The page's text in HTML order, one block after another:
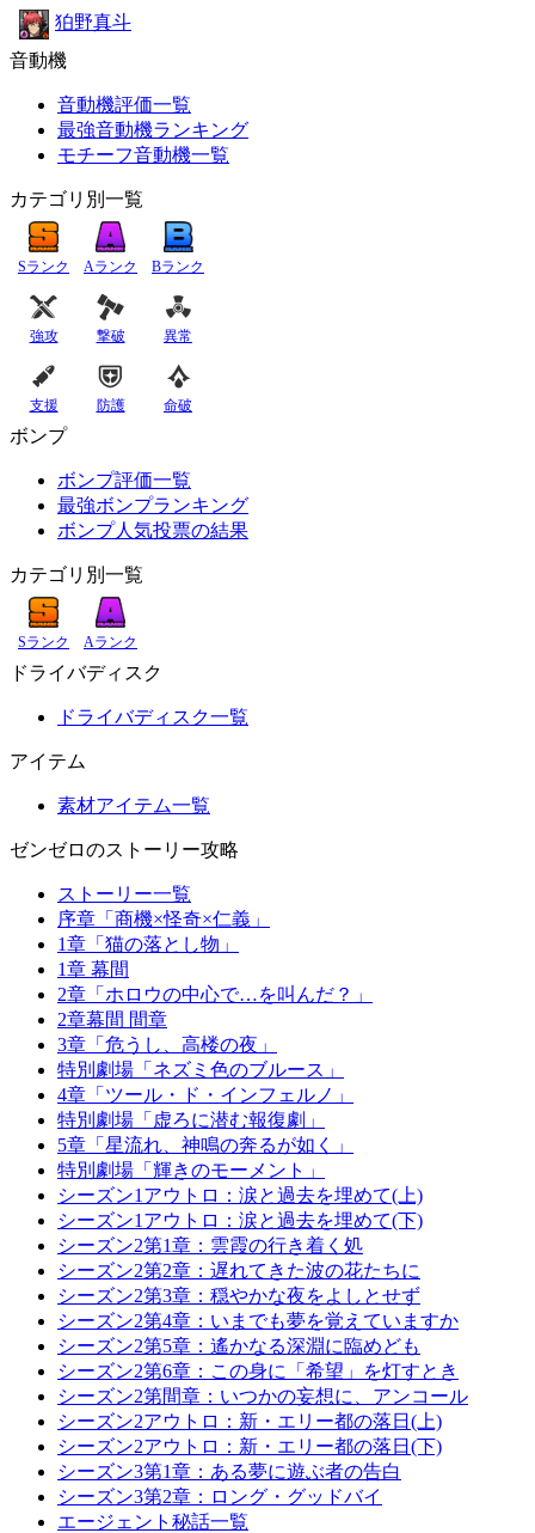
狛野真斗
音動機
音動機評価一覧
最強音動機ランキング
モチーフ音動機一覧
カテゴリ別一覧
Sランク Aランク Bランク
強攻 撃破 異常
支援 防護 命破
ボンプ
ボンプ評価一覧
最強ボンプランキング
ボンプ人気投票の結果
カテゴリ別一覧
Sランク Aランク
ドライバディスク
ドライバディスク一覧
アイテム
素材アイテム一覧
ゼンゼロのストーリー攻略
ストーリー一覧
序章「商機×怪奇×仁義」
1章「猫の落とし物」
1章 幕間
2章「ホロウの中心で…を叫んだ？」
2章幕間 間章
3章「危うし、高楼の夜」
特別劇場「ネズミ色のブルース」
4章「ツール・ド・インフェルノ」
特別劇場「虚ろに潜む報復劇」
5章「星流れ、神鳴の奔るが如く」
特別劇場「輝きのモーメント」
シーズン1アウトロ：涙と過去を埋めて(上)
シーズン1アウトロ：涙と過去を埋めて(下)
シーズン2第1章：雲霞の行き着く処
シーズン2第2章：遅れてきた波の花たちに
シーズン2第3章：穏やかな夜をよしとせず
シーズン2第4章：いまでも夢を覚えていますか
シーズン2第5章：遙かなる深淵に臨めども
シーズン2第6章：この身に「希望」を灯すとき
シーズン2第間章：いつかの妄想に、アンコール
シーズン2アウトロ：新・エリー都の落日(上)
シーズン2アウトロ：新・エリー都の落日(下)
シーズン3第1章：ある夢に遊ぶ者の告白
シーズン3第2章：ロング・グッドバイ
エージェント秘話一覧